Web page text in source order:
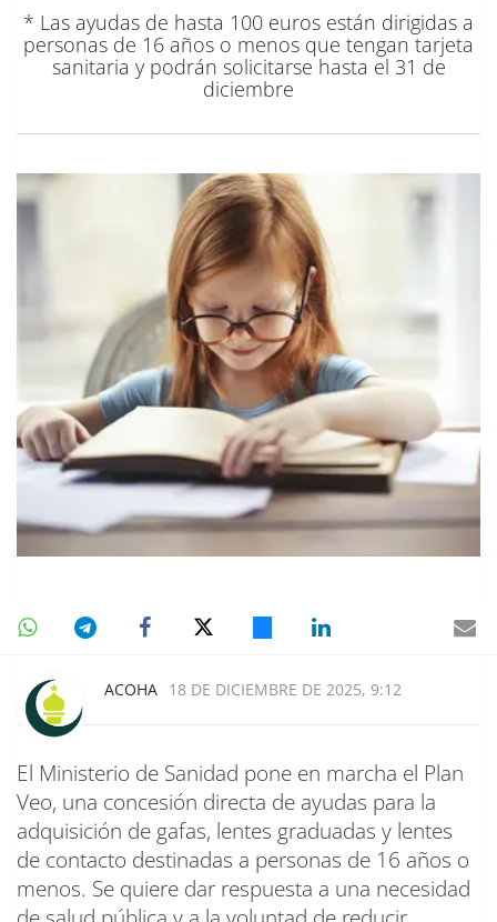
* Las ayudas de hasta 100 euros están dirigidas a
personas de 16 años o menos que tengan tarjeta
sanitaria y podrán solicitarse hasta el 31 de
diciembre
ACOHA 18 DE DICIEMBRE DE 2025, 9:12
El Ministerio de Sanidad pone en marcha el Plan
Veo, una concesión directa de ayudas para la
adquisición de gafas, lentes graduadas y lentes
de contacto destinadas a personas de 16 años o
menos. Se quiere dar respuesta a una necesidad